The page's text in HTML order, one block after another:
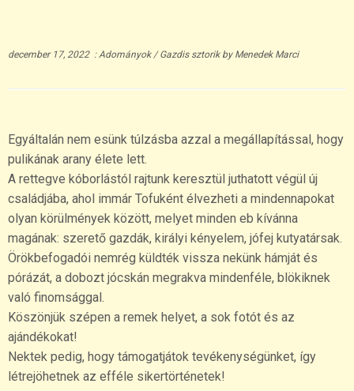
december 17, 2022:Adományok/Gazdis sztorik by Menedek Marci
Egyáltalán nem esünk túlzásba azzal a megállapítással, hogy
pulikának arany élete lett.
A rettegve kóborlástól rajtunk keresztül juthatott végül új
családjába, ahol immár Tofuként élvezheti a mindennapokat
olyan körülmények között, melyet minden eb kívánna
magának: szerető gazdák, királyi kényelem, jófej kutyatársak.
Örökbefogadói nemrég küldték vissza nekünk hámját és
pórázát, a dobozt jócskán megrakva mindenféle, blökiknek
való finomsággal.
Köszönjük szépen a remek helyet, a sok fotót és az
ajándékokat!
Nektek pedig, hogy támogatjátok tevékenységünket, így
létrejöhetnek az efféle sikertörténetek!